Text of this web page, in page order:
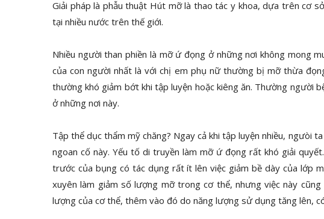
Giải pháp là phẫu thuật Hút mỡ là thao tác y khoa, dựa trên cơ
tại nhiều nước trên thế giới.
Nhiều người than phiền là mỡ ứ đọng ở những nơi không mong
của con người nhất là với chị em phụ nữ thường bị mỡ thừa
thường khó giảm bớt khi tập luyện hoặc kiêng ăn. Thường người
ở những nơi này.
Tập thể dục thẩm mỹ chăng? Ngay cả khi tập luyện nhiều, ngưòi
ngoan cố này. Yếu tố di truyền làm mỡ ứ đọng rất khó giải
trước của bụng có tác dụng rất ít lên việc giảm bề dày của lớp
xuyên làm giảm số lượng mỡ trong cơ thể, nhưng việc này
lượng của cơ thể, thêm vào đó do năng lượng sử dụng tăng lên,